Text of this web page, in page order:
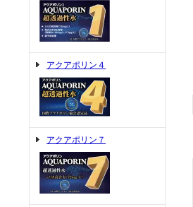
アクアポリン４
アクアポリン７